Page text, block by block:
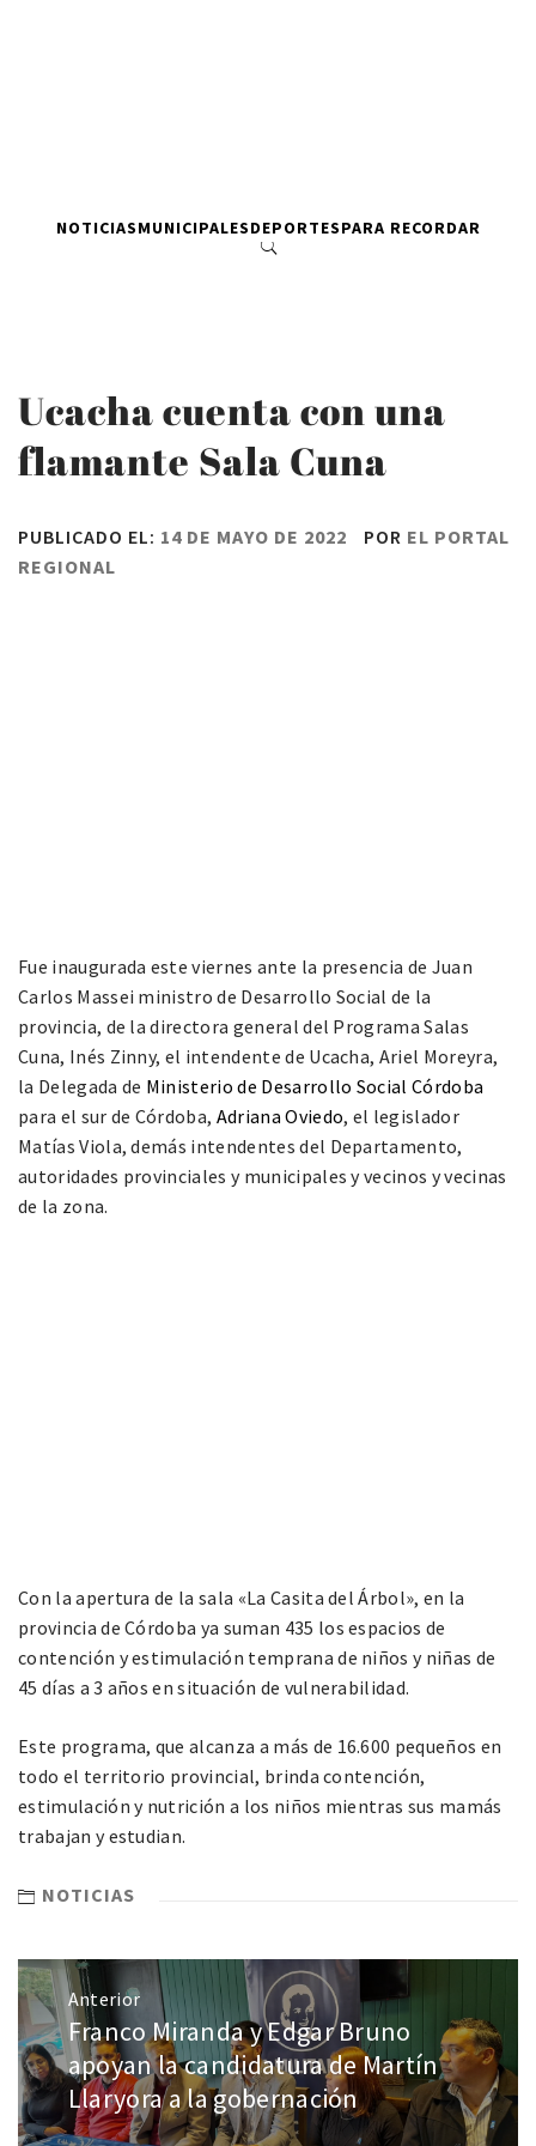
NOTICIASMUNICIPALESDEPORTESPARA RECORDAR
Ucacha cuenta con una
flamante Sala Cuna
PUBLICADO EL: 14 DE MAYO DE 2022 POR EL PORTAL
REGIONAL
Fue inaugurada este viernes ante la presencia de Juan
Carlos Massei ministro de Desarrollo Social de la
provincia, de la directora general del Programa Salas
Cuna, Inés Zinny, el intendente de Ucacha, Ariel Moreyra,
la Delegada de Ministerio de Desarrollo Social Córdoba
para el sur de Córdoba, Adriana Oviedo, el legislador
Matías Viola, demás intendentes del Departamento,
autoridades provinciales y municipales y vecinos y vecinas
de la zona.
Con la apertura de la sala «La Casita del Árbol», en la
provincia de Córdoba ya suman 435 los espacios de
contención y estimulación temprana de niños y niñas de
45 días a 3 años en situación de vulnerabilidad.
Este programa, que alcanza a más de 16.600 pequeños en
todo el territorio provincial, brinda contención,
estimulación y nutrición a los niños mientras sus mamás
trabajan y estudian.
NOTICIAS
Anterior
Franco Miranda y Edgar Bruno
apoyan la candidatura de Martín
Llaryora a la gobernación